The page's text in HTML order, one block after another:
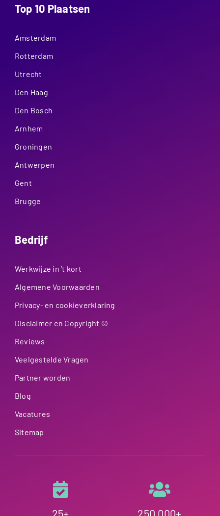
Top 10 Plaatsen
Amsterdam
Rotterdam
Utrecht
Den Haag
Den Bosch
Arnhem
Groningen
Antwerpen
Gent
Brugge
Bedrijf
Werkwijze in ’t kort
Algemene Voorwaarden
Privacy- en cookieverklaring
Disclaimer en Copyright ©
Reviews
Veelgestelde Vragen
Partner worden
Blog
Vacatures
Sitemap
25+ 250.000+